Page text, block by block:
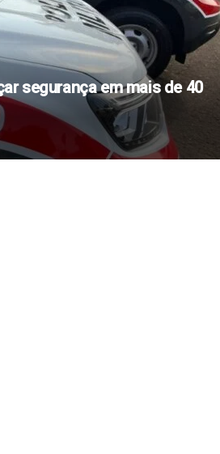
segurança em mais de 40